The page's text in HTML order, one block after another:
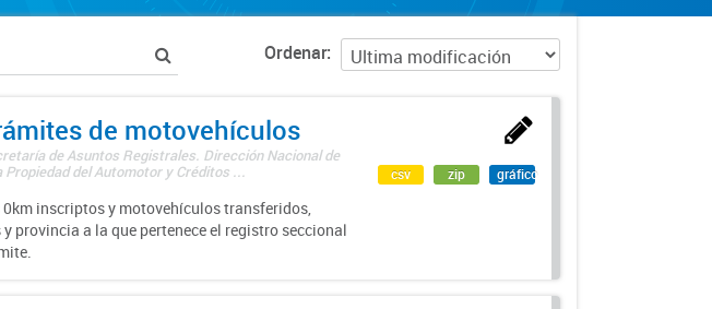
Ordenar
de motovehículos
de Asuntos Registrales. Dirección Nacional de
del Automotor y Créditos ...
inscriptos y motovehículos transferidos,
provincia a la que pertenece el registro seccional
csv zip gráfico